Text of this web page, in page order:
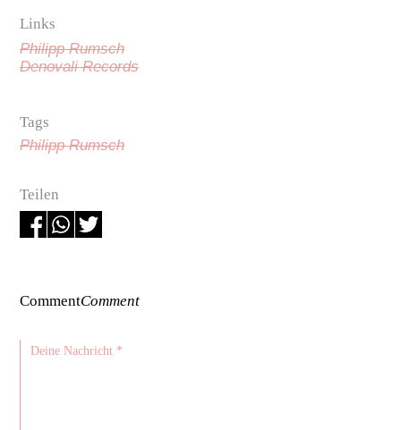
Links
Philipp Rumsch
Denovali Records
Tags
Philipp Rumsch
Teilen
CommentComment